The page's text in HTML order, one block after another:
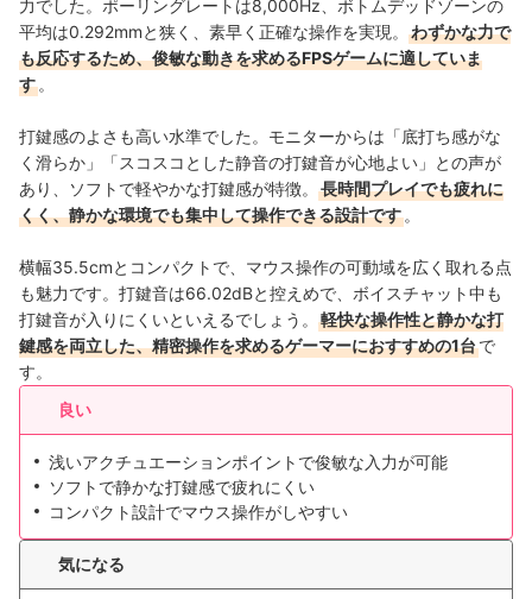
力でした。ポーリングレートは8,000Hz、ボトムデッドゾーンの
平均は0.292mmと狭く、素早く正確な操作を実現。
わずかな力で
も反応するため、俊敏な動きを求めるFPSゲームに適していま
す 。
打鍵感のよさも高い水準でした。モニターからは「底打ち感がな
く滑らか」「スコスコとした静音の打鍵音が心地よい」との声が
あり、ソフトで軽やかな打鍵感が特徴。
長時間プレイでも疲れに
くく、静かな環境でも集中して操作できる設計です 。
横幅35.5cmとコンパクトで、マウス操作の可動域を広く取れる点
も魅力です。打鍵音は66.02dBと控えめで、ボイスチャット中も
打鍵音が入りにくいといえるでしょう。
軽快な操作性と静かな打
鍵感を両立した、精密操作を求めるゲーマーにおすすめの1台で
す。
良い
浅いアクチュエーションポイントで俊敏な入力が可能
ソフトで静かな打鍵感で疲れにくい
コンパクト設計でマウス操作がしやすい
気になる